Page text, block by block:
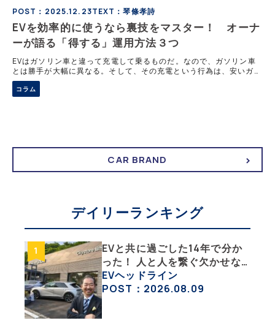
POST：2025.12.23TEXT：琴條孝詩
EVを効率的に使うなら裏技をマスター！ オーナ
ーが語る「得する」運用方法３つ
EVはガソリン車と違って充電して乗るものだ。なので、ガソリン車
とは勝手が大幅に異なる。そして、その充電という行為は、安いガソ
リンスタンドを探しまわるのとはワケが違う。乗り方や充電の方法を
工夫することで、節約にも繋がるし、効率よく移動することも可能に
する。そんなEVオーナーだからこそ知っておきたいEVの乗り方を紹
コラム
CAR BRAND
デイリーランキング
EVと共に過ごした14年で分か
った！ 人と人を繋ぐ欠かせな
い相棒、それがEV!!【EV総合
研究所のリアルEVライフ：そ
EVヘッドライン
POST：2026.08.09